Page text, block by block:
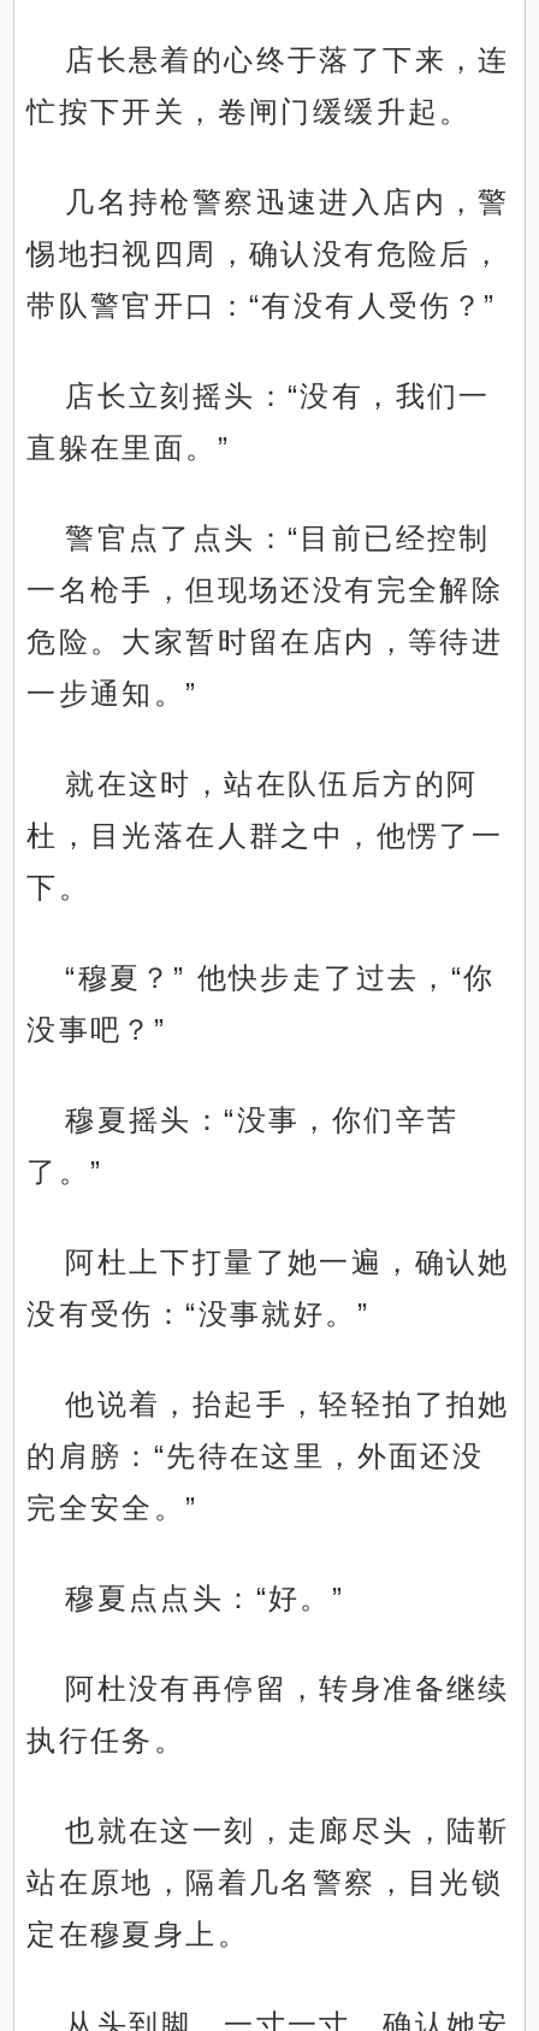
店长悬着的心终于落了下来，连
忙按下开关，卷闸门缓缓升起。
几名持枪警察迅速进入店内，警
惕地扫视四周，确认没有危险后，
带队警官开口：“有没有人受伤？”
店长立刻摇头：“没有，我们一
直躲在里面。”
警官点了点头：“目前已经控制
一名枪手，但现场还没有完全解除
危险。大家暂时留在店内，等待进
一步通知。”
就在这时，站在队伍后方的阿
杜，目光落在人群之中，他愣了一
下。
“穆夏？” 他快步走了过去，“你
没事吧？”
穆夏摇头：“没事，你们辛苦
了。”
阿杜上下打量了她一遍，确认她
没有受伤：“没事就好。”
他说着，抬起手，轻轻拍了拍她
的肩膀：“先待在这里，外面还没
完全安全。”
穆夏点点头：“好。”
阿杜没有再停留，转身准备继续
执行任务。
也就在这一刻，走廊尽头，陆靳
站在原地，隔着几名警察，目光锁
定在穆夏身上。
从头到脚，一寸一寸，确认她安